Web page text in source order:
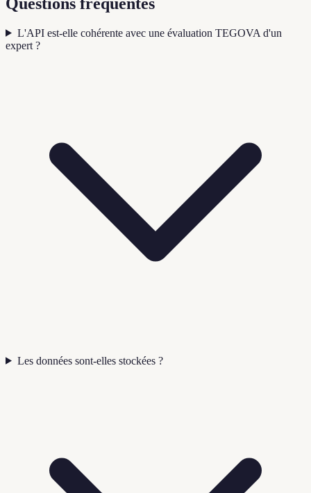
L'API est-elle cohérente avec une évaluation TEGOVA d'un
expert ?
Les données sont-elles stockées ?